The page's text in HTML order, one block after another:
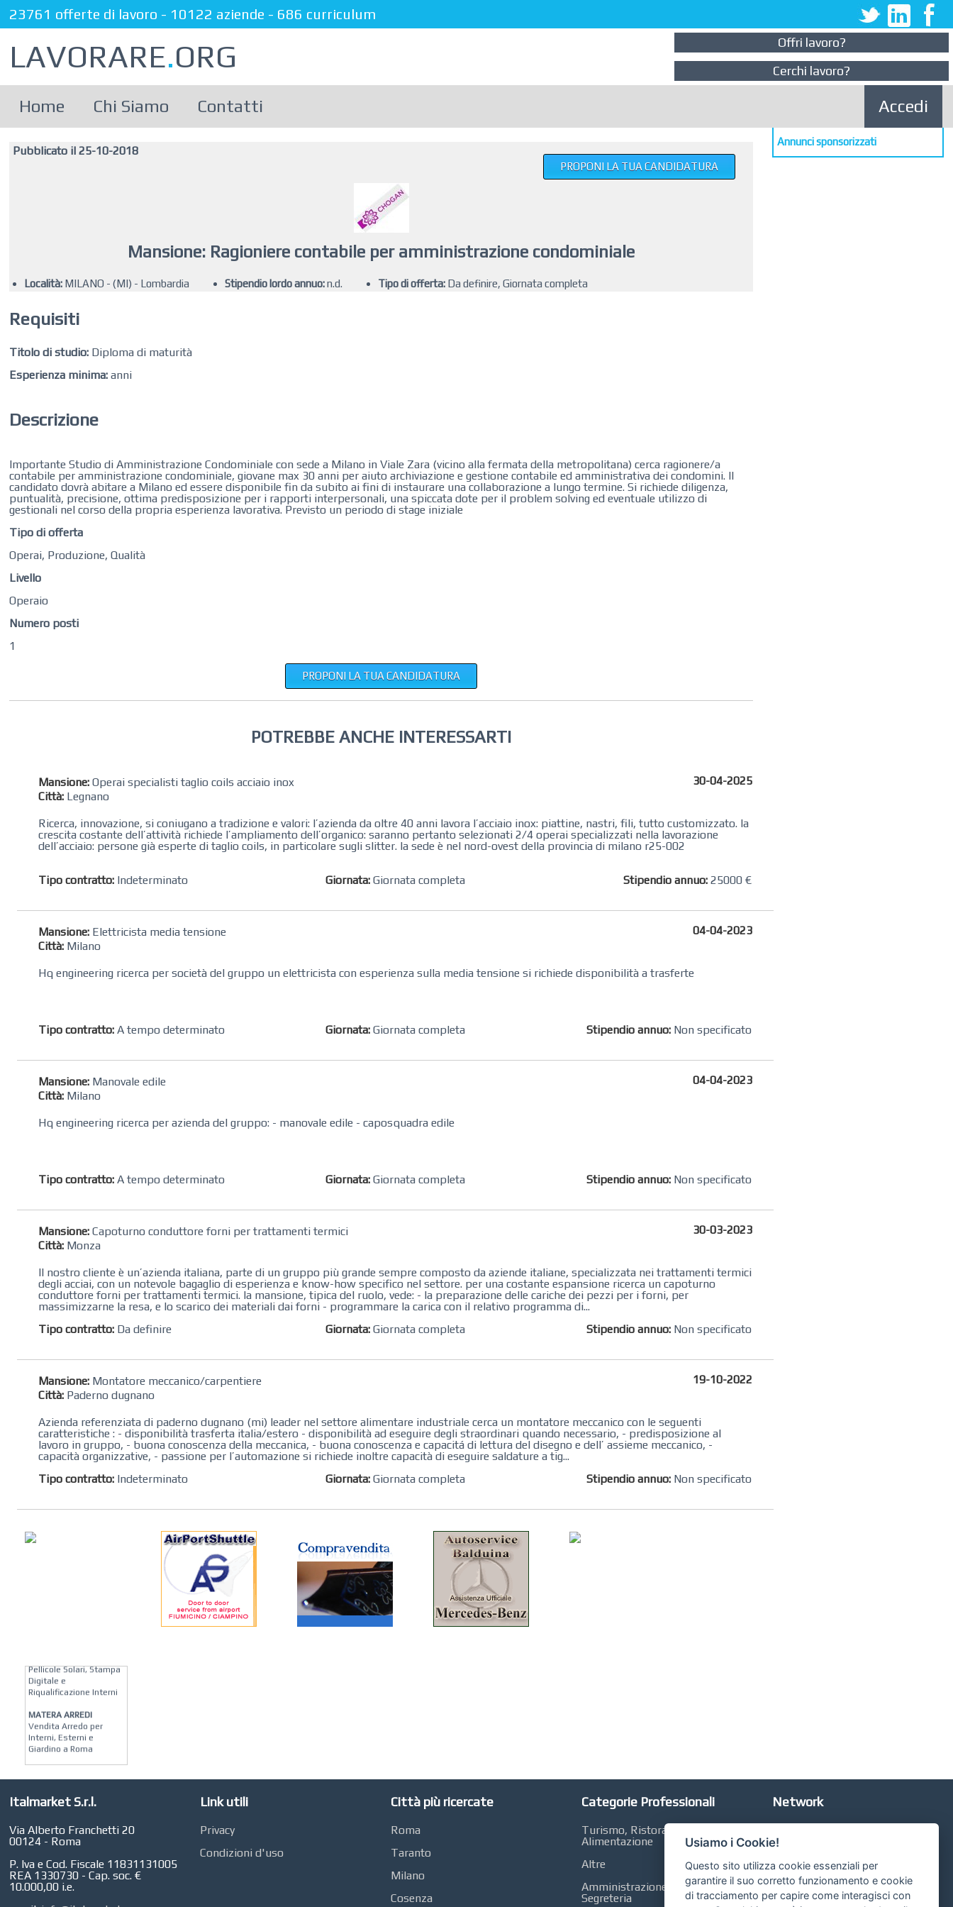
23761 offerte di lavoro - 10122 aziende - 686 curriculum
LAVORARE.ORG
Offri lavoro?
Cerchi lavoro?
Home Chi Siamo Contatti Accedi
Pubblicato il 25-10-2018
Mansione: Ragioniere contabile per amministrazione condominiale
PROPONI LA TUA CANDIDATURA
Località:MILANO - (MI) - Lombardia Stipendio lordo annuo:n.d. Tipo di offerta:Da definire, Giornata completa
Requisiti
Titolo di studio: Diploma di maturità
Esperienza minima: anni
Descrizione
Importante Studio di Amministrazione Condominiale con sede a Milano in Viale Zara (vicino alla fermata della metropolitana) cerca ragionere/a
contabile per amministrazione condominiale, giovane max 30 anni per aiuto archiviazione e gestione contabile ed amministrativa dei condomini. Il
candidato dovrà abitare a Milano ed essere disponibile fin da subito ai fini di instaurare una collaborazione a lungo termine. Si richiede diligenza,
puntualità, precisione, ottima predisposizione per i rapporti interpersonali, una spiccata dote per il problem solving ed eventuale utilizzo di
gestionali nel corso della propria esperienza lavorativa. Previsto un periodo di stage iniziale
Tipo di offerta
Operai, Produzione, Qualità
Livello
Operaio
Numero posti
1
PROPONI LA TUA CANDIDATURA
POTREBBE ANCHE INTERESSARTI
Mansione: Operai specialisti taglio coils acciaio inox
Città: Legnano
30-04-2025
Ricerca, innovazione, si coniugano a tradizione e valori: l’azienda da oltre 40 anni lavora l’acciaio inox: piattine, nastri, fili, tutto customizzato. la
crescita costante dell’attività richiede l’ampliamento dell’organico: saranno pertanto selezionati 2/4 operai specializzati nella lavorazione
dell’acciaio: persone già esperte di taglio coils, in particolare sugli slitter. la sede è nel nord-ovest della provincia di milano r25-002
Tipo contratto: Indeterminato Giornata: Giornata completa Stipendio annuo: 25000 €
Mansione: Elettricista media tensione
Città: Milano
04-04-2023
Hq engineering ricerca per società del gruppo un elettricista con esperienza sulla media tensione si richiede disponibilità a trasferte
Tipo contratto: A tempo determinato Giornata: Giornata completa Stipendio annuo: Non specificato
Mansione: Manovale edile
Città: Milano
04-04-2023
Hq engineering ricerca per azienda del gruppo: - manovale edile - caposquadra edile
Tipo contratto: A tempo determinato Giornata: Giornata completa Stipendio annuo: Non specificato
Mansione: Capoturno conduttore forni per trattamenti termici
Città: Monza
30-03-2023
Il nostro cliente è un’azienda italiana, parte di un gruppo più grande sempre composto da aziende italiane, specializzata nei trattamenti termici
degli acciai, con un notevole bagaglio di esperienza e know-how specifico nel settore. per una costante espansione ricerca un capoturno
conduttore forni per trattamenti termici. la mansione, tipica del ruolo, vede: - la preparazione delle cariche dei pezzi per i forni, per
massimizzarne la resa, e lo scarico dei materiali dai forni - programmare la carica con il relativo programma di...
Tipo contratto: Da definire Giornata: Giornata completa Stipendio annuo: Non specificato
Mansione: Montatore meccanico/carpentiere
Città: Paderno dugnano
19-10-2022
Azienda referenziata di paderno dugnano (mi) leader nel settore alimentare industriale cerca un montatore meccanico con le seguenti
caratteristiche : - disponibilità trasferta italia/estero - disponibilità ad eseguire degli straordinari quando necessario, - predisposizione al
lavoro in gruppo, - buona conoscenza della meccanica, - buona conoscenza e capacitá di lettura del disegno e dell’ assieme meccanico, -
capacità organizzative, - passione per l’automazione si richiede inoltre capacità di eseguire saldature a tig...
Tipo contratto: Indeterminato Giornata: Giornata completa Stipendio annuo: Non specificato
Pellicole Solari, Stampa
Digitale e
Riqualificazione Interni
MATERA ARREDI
Vendita Arredo per
Interni, Esterni e
Giardino a Roma
STUDIO MICCI
Antonella Micci,
Revisore dei Conti a
AZIENDA AGRICOLA DI
COLA
Roma
CONCEPT POINT
Annunci sponsorizzati
Italmarket S.r.l.
Via Alberto Franchetti 20
00124 - Roma
P. Iva e Cod. Fiscale 11831131005
REA 1330730 - Cap. soc. €
10.000,00 i.e.
Link utili
Privacy
Condizioni d'uso
Città più ricercate
Roma
Taranto
Milano
Cosenza
Categorie Professionali
Turismo, Ristorazione,
Alimentazione
Altre
Amministrazione, Contabilità,
Segreteria
Network
Libri Online
Compravendita
Usiamo i Cookie!
Questo sito utilizza cookie essenziali per
garantire il suo corretto funzionamento e cookie
di tracciamento per capire come interagisci con